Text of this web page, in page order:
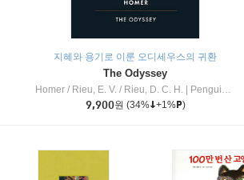
지혜와 용기로 이룬 오디세우스의 귀환
The Odyssey
Homer / Rieu, E. V. / Rieu, D. C. H.
Penguin Group
9,900원 (34% +1% )